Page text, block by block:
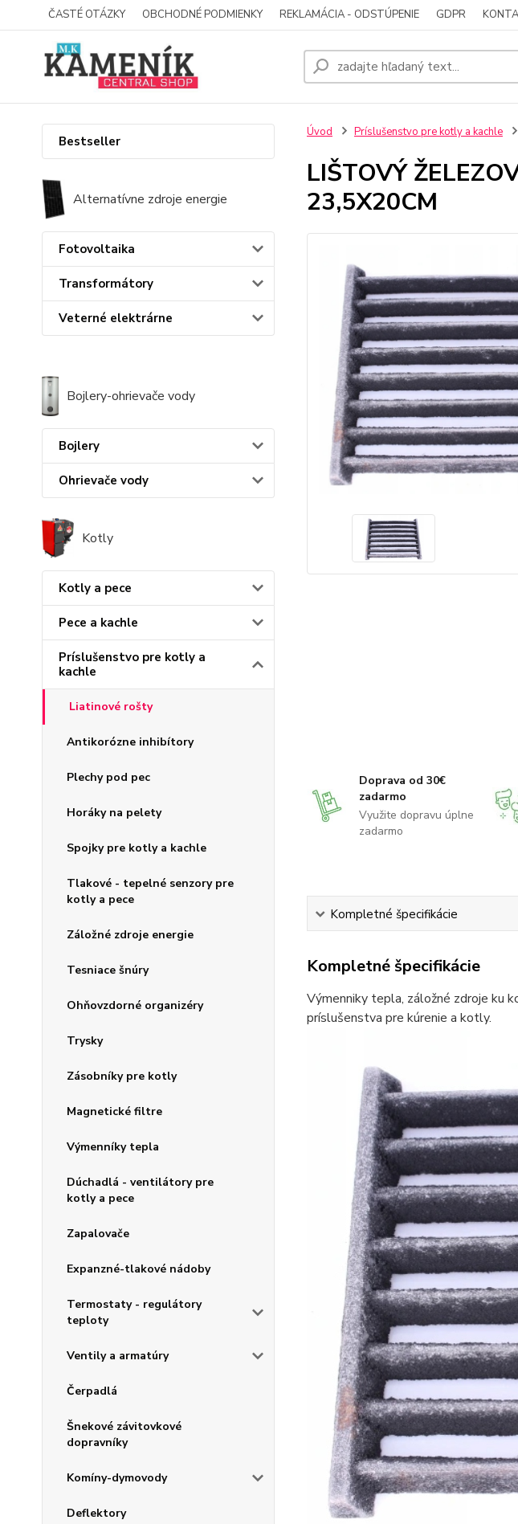
ČASTÉ OTÁZKY OBCHODNÉ PODMIENKY REKLAMÁCIA - ODSTÚPENIE GDPR
Bestseller
Alternatívne zdroje energie
Fotovoltaika
Transformátory
Veterné elektrárne
Bojlery-ohrievače vody
Bojlery
Ohrievače vody
Kotly
Kotly a pece
Pece a kachle
Príslušenstvo pre kotly a
kachle
Liatinové rošty
Antikorózne inhibítory
Plechy pod pec
Horáky na pelety
Spojky pre kotly a kachle
Tlakové - tepelné senzory pre
kotly a pece
Záložné zdroje energie
Tesniace šnúry
Ohňovzdorné organizéry
Trysky
Zásobníky pre kotly
Magnetické filtre
Výmenníky tepla
Dúchadlá - ventilátory pre
kotly a pece
Zapalovače
Expanzné-tlakové nádoby
Termostaty - regulátory
teploty
Ventily a armatúry
Čerpadlá
Šnekové závitovkové
dopravníky
Komíny-dymovody
Deflektory
Úvod Príslušenstvo pre kotly a kachle
LIŠTOVÝ
23,5X20CM
Doprava od 30€
zadarmo
Využite dopravu úplne
zadarmo
Kompletné špecifikácie
Kompletné špecifikácie
Výmenniky tepla, záložné zdroje ku
príslušenstva pre kúrenie a kotly.